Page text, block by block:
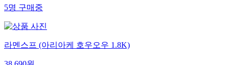
5명구매중
라멘스프 (아리아케 호우오우 1.8K)